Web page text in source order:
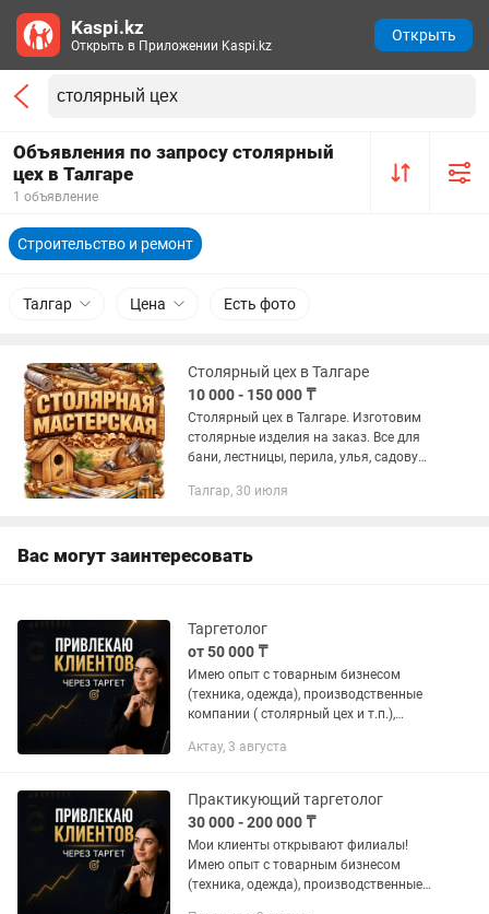
Объявления по запросу столярный
цех в Талгаре
1 объявление
Строительство и ремонт
Талгар Цена Есть фото
Столярный цех в Талгаре
10 000 - 150 000 ₸
Столярный цех в Талгаре. Изготовим
столярные изделия на заказ. Все для
бани, лестницы, перила, улья, садовую
Талгар, 30 июля
Вас могут заинтересовать
Таргетолог
от 50 000 ₸
Имею опыт с товарным бизнесом
(техника, одежда), производственные
компании ( столярный цех и т.п.),
проконсультирую по маркетинговой
посадочную...
Актау, 3 августа
Практикующий таргетолог
30 000 - 200 000 ₸
Мои клиенты открывают филиалы!
Имею опыт с товарным бизнесом
(техника, одежда), производственные
Kaspi.kz
Открыть в Приложении Kaspi.kz
Открыть